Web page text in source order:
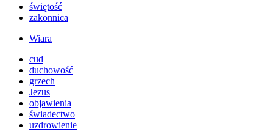
świętość
zakonnica
Wiara
cud
duchowość
grzech
Jezus
objawienia
świadectwo
uzdrowienie